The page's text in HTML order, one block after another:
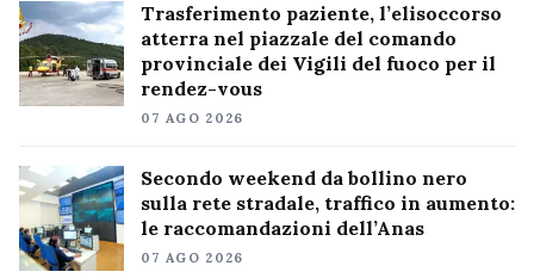
Trasferimento paziente, l’elisoccorso
atterra nel piazzale del comando
provinciale dei Vigili del fuoco per il
rendez-vous
07 AGO 2026
Secondo weekend da bollino nero
sulla rete stradale, traffico in aumento:
le raccomandazioni dell’Anas
07 AGO 2026